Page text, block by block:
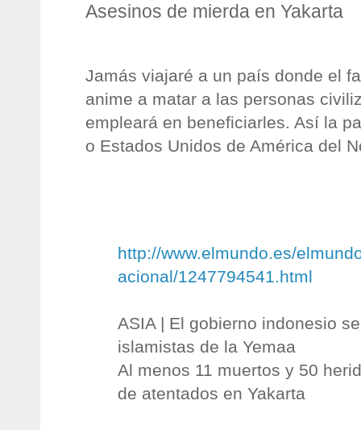
Asesinos de mierda en Yakarta
Jamás viajaré a un país donde el
anime a matar a las personas
empleará en beneficiarles. Así la
o Estados Unidos de América del
http://www.elmundo.es/
acional/1247794541.html
ASIA | El gobierno indonesio
islamistas de la Yemaa
Al menos 11 muertos y 50
de atentados en Yakarta